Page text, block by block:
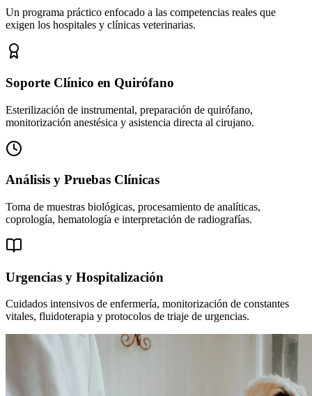
Un programa práctico enfocado a las competencias reales que
exigen los hospitales y clínicas veterinarias.
Soporte Clínico en Quirófano
Esterilización de instrumental, preparación de quirófano,
monitorización anestésica y asistencia directa al cirujano.
Análisis y Pruebas Clínicas
Toma de muestras biológicas, procesamiento de analíticas,
coprología, hematología e interpretación de radiografías.
Urgencias y Hospitalización
Cuidados intensivos de enfermería, monitorización de constantes
vitales, fluidoterapia y protocolos de triaje de urgencias.